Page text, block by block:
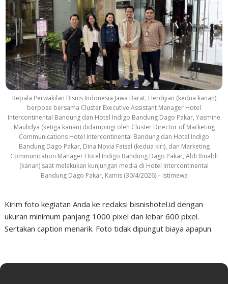
Kepala Perwakilan Bisnis Indonesia Jawa Barat, Herdiyan (kedua kanan)
berpose bersama Cluster Executive Assistant Manager Hotel
Intercontinental Bandung dan Hotel Indigo Bandung Dago Pakar, Yasmine
Maulidya (ketiga kanan) didampingi oleh Cluster Director of Marketing
Communications Hotel Intercontinental Bandung dan Hotel Indigo
Bandung Dago Pakar, Dina Novia Faisal (kedua kiri), dan Marketing
Communication Manager Hotel Indigo Bandung Dago Pakar, Aldi Rinaldi
(kanan) saat melakukan kunjungan media di Hotel Intercontinental
Bandung Dago Pakar, Kamis (30/4/2026) – Istimewa
Kirim foto kegiatan Anda ke redaksi bisnishotel.id dengan
ukuran minimum panjang 1000 pixel dan lebar 600 pixel.
Sertakan caption menarik. Foto tidak dipungut biaya apapun.